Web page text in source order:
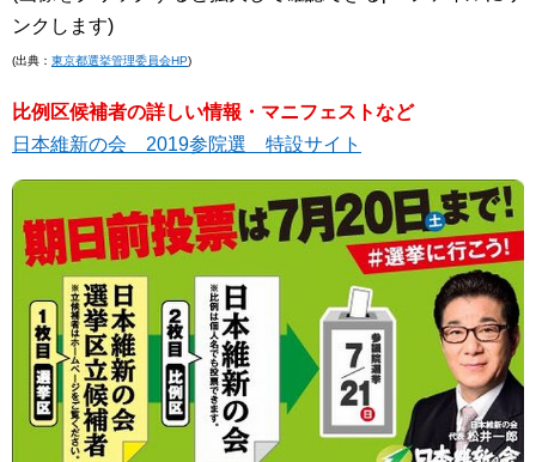
ンクします)
(出典： 東京都選挙管理委員会HP)
比例区候補者の詳しい情報・マニフェストなど
日本維新の会 2019参院選 特設サイト